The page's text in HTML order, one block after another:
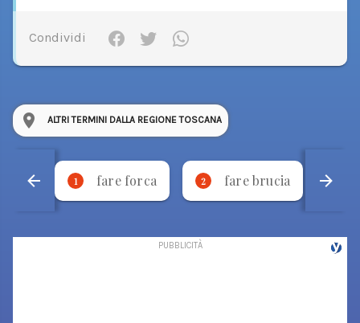
Condividi
ALTRI TERMINI DALLA REGIONE TOSCANA
1 fare forca 2 fare brucia